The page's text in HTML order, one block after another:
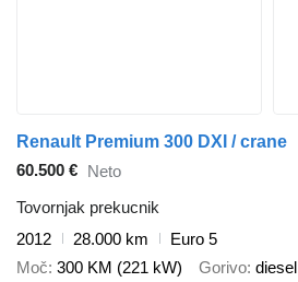
Renault Premium 300 DXI / crane
60.500 € Neto
Tovornjak prekucnik
2012
28.000 km
Euro 5
Moč 300 KM (221 kW) Gorivo diesel